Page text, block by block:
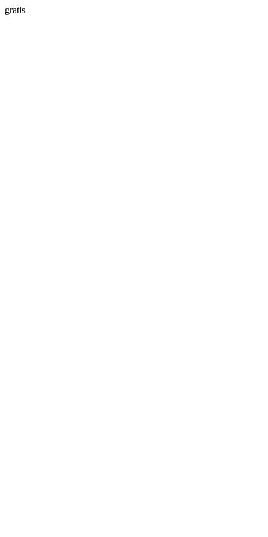
gratis